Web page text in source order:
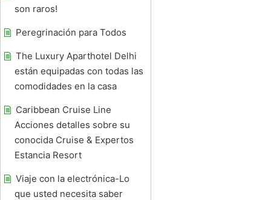
son raros!
Peregrinación para Todos
The Luxury Aparthotel Delhi
están equipadas con todas las
comodidades en la casa
Caribbean Cruise Line
Acciones detalles sobre su
conocida Cruise & Expertos
Estancia Resort
Viaje con la electrónica-Lo
que usted necesita saber